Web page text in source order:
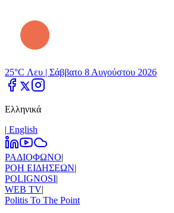
25°C Λευ | Σάββατο 8 Αυγούστου 2026
Ελληνικά
| Εnglish
ΡΑΔΙΟΦΩΝΟ|
ΡΟΗ ΕΙΔΗΣΕΩΝ|
POLIGNOSI|
WEB TV|
Politis To The Point